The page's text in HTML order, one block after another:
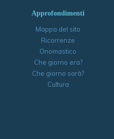
Approfondimenti
Mappa del sito
Ricorrenze
Onomastico
Che giorno era?
Che giorno sarà?
Cultura